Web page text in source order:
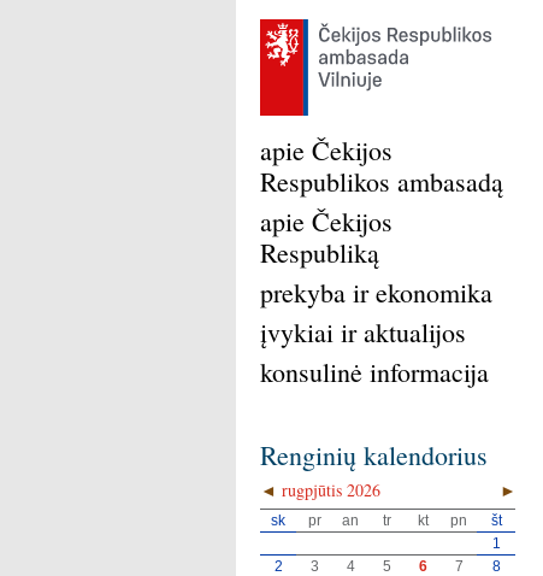
apie Čekijos
Respublikos ambasadą
apie Čekijos
Respubliką
prekyba ir ekonomika
įvykiai ir aktualijos
konsulinė informacija
Renginių kalendorius
◄ ►
rugpjūtis 2026
sk pr an tr kt pn
št
1
2
3 4 5 6 7
8